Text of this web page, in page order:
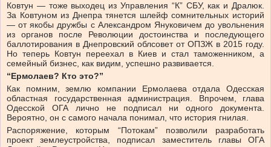
Ковтун — тоже выходец из Управления “К” СБУ, как и Дралюк.
За Ковтуном из Днепра тянется шлейф сомнительных историй
— от якобы дружбы с Александром Януковичем до увольнения
из органов после Революции достоинства и последующего
баллотирования в Днепровский облсовет от ОПЗЖ в 2015 году.
Но теперь Ковтун переехал в Киев и стал таможенником, а
семейный бизнес, как видим, успешно развивается.
“Ермолаев? Кто это?”
Как помним, землю компании Ермолаева отдала Одесская
областная государственная администрация. Впрочем, глава
Одесской ОГА лично не подписал ни одного документа.
Вероятно, он с самого начала понимал, что история гнилая.
Распоряжение, которым “Потокам” позволили разработать
проект землеустройства, подписал заместитель главы ОГА